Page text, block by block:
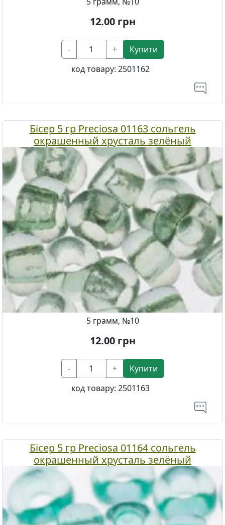
12.00грн
- +
Купити
код товару: 2501162
Бісер 5 гр Preciosa 01163 сольгель
окрашенный хрусталь зелёный
5 грамм, №10
12.00грн
- +
Купити
код товару: 2501163
Бісер 5 гр Preciosa 01164 сольгель
окрашенный хрусталь зелёный